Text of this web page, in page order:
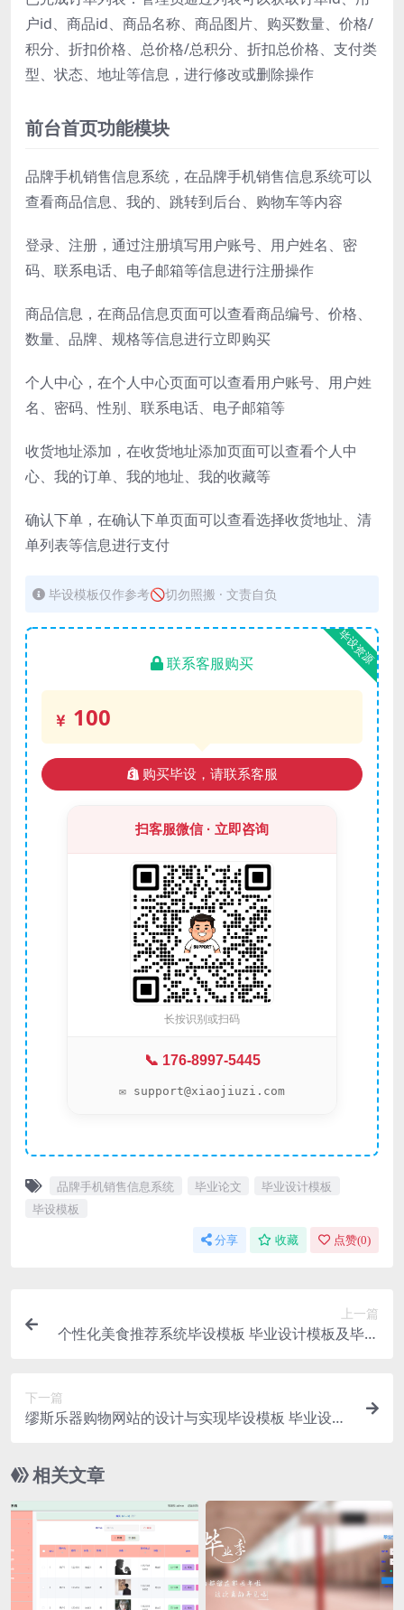
户id、商品id、商品名称、商品图片、购买数量、价格/
积分、折扣价格、总价格/总积分、折扣总价格、支付类
型、状态、地址等信息，进行修改或删除操作
前台首页功能模块
品牌手机销售信息系统，在品牌手机销售信息系统可以
查看商品信息、我的、跳转到后台、购物车等内容
登录、注册，通过注册填写用户账号、用户姓名、密
码、联系电话、电子邮箱等信息进行注册操作
商品信息，在商品信息页面可以查看商品编号、价格、
数量、品牌、规格等信息进行立即购买
个人中心，在个人中心页面可以查看用户账号、用户姓
名、密码、性别、联系电话、电子邮箱等
收货地址添加，在收货地址添加页面可以查看个人中
心、我的订单、我的地址、我的收藏等
确认下单，在确认下单页面可以查看选择收货地址、清
单列表等信息进行支付
毕设模板仅作参考🚫切勿照搬 · 文责自负
毕设资源
联系客服购买
100
购买毕设，请联系客服
扫客服微信 · 立即咨询
长按识别或扫码
📞 176-8997-5445
✉️ support@xiaojiuzi.com
品牌手机销售信息系统 毕业论文
毕业设计模板
毕设模板
分享 收藏 点赞(0)
上一篇
个性化美食推荐系统毕设模板 毕业设计模板及毕业
下一篇
缪斯乐器购物网站的设计与实现毕设模板 毕业设计
相关文章